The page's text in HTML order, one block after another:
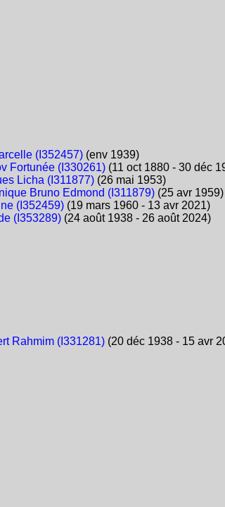
(I352457)(env 1939)
Fortunée (I330261)(11 oct 1880 - 30 déc
Licha (I311877)(26 mai 1953)
Bruno Edmond (I311879)(25 avr 1959)
(I352459)(19 mars 1960 - 13 avr 2021)
(I353289)(24 août 1938 - 26 août 2024)
Rahmim (I331281)(20 déc 1938 - 15 avr